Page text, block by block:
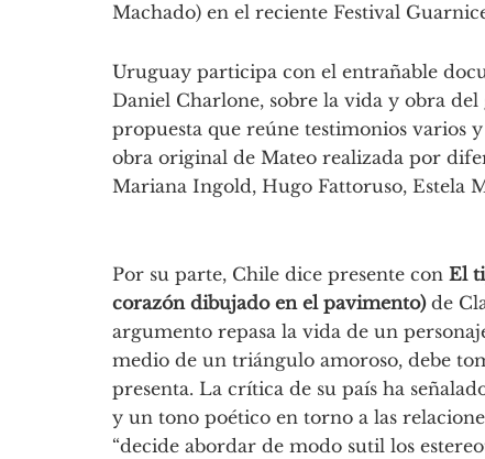
Machado) en el reciente Festival
Uruguay participa con el entrañable
Daniel Charlone, sobre la vida y obra
propuesta que reúne testimonios varios
obra original de Mateo realizada por
Mariana Ingold, Hugo Fattoruso, Estela
Por su parte, Chile dice presente con El
corazón dibujado en el pavimento)de
argumento repasa la vida de un
medio de un triángulo amoroso, debe
presenta. La crítica de su país ha
y un tono poético en torno a las
“decide abordar de modo sutil los